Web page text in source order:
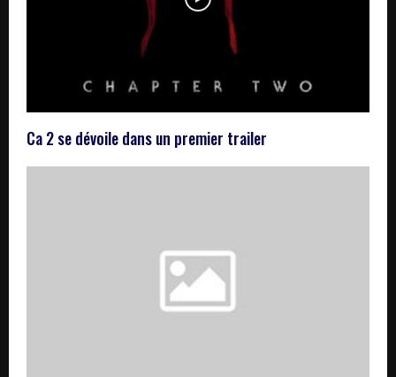
Ca 2 se dévoile dans un premier trailer